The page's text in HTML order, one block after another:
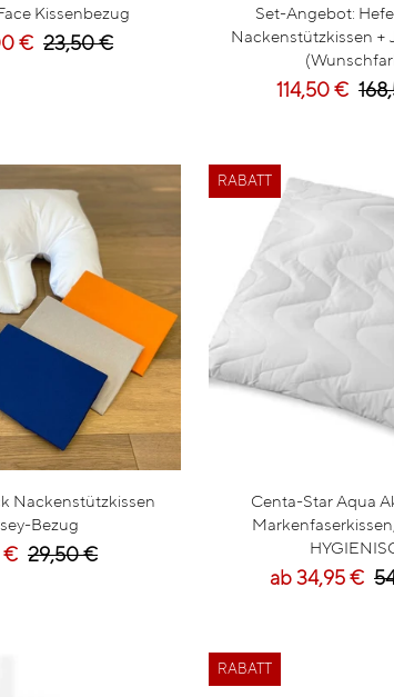
Kissenbezug
€ 23,50 €
Set-Angebot:
Nackenstützkissen +
114,50 €
Nackenstützkissen
Bezug
€ 29,50 €
RABATT
Centa-Star Aqua
ab 34,95 €
RABATT